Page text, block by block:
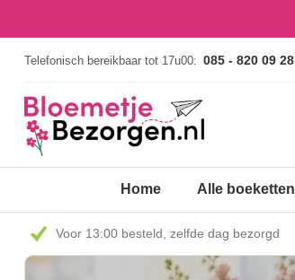
Telefonisch bereikbaar tot 17u00: 085 - 820 09 28
Home Alle boeketten
Voor 13:00 besteld, zelfde dag bezorgd